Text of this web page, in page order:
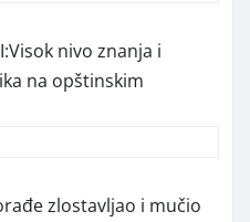
nivo znanja i
na opštinskim
zlostavljao i mučio